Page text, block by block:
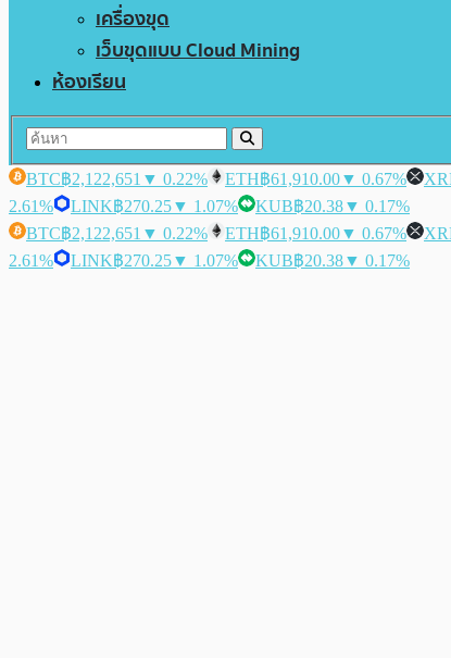
เครื่องขุด
เว็บขุดแบบ Cloud Mining
ห้องเรียน
BTC฿2,122,651 ▼ 0.22% ETH฿61,910.00▼ 0.67%
2.61%
LINK฿270.25▼ 1.07% KUB฿20.38▼ 0.17%
BTC฿2,122,651 ▼ 0.22% ETH฿61,910.00▼ 0.67%
2.61%
LINK฿270.25▼ 1.07% KUB฿20.38▼ 0.17%